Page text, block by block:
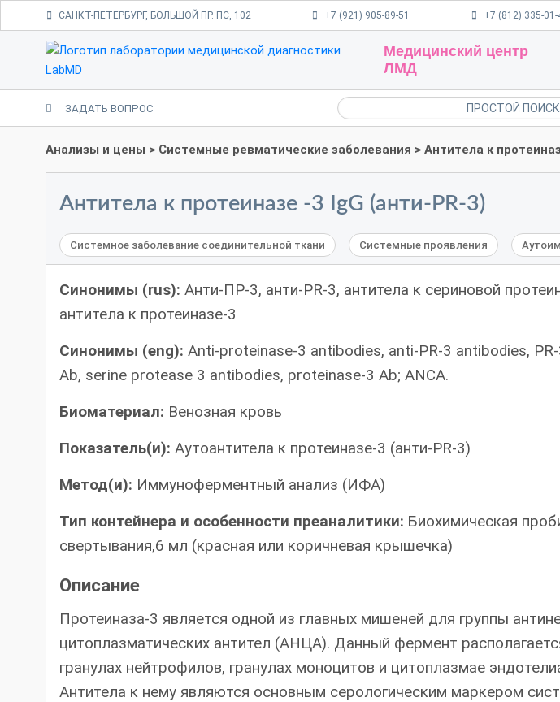
САНКТ-ПЕТЕРБУРГ, БОЛЬШОЙ ПР. ПС, 102 +7 (921) 905-89-51 +7 (812) 335-01-
Медицинский центр
ЛМД
ЗАДАТЬ ВОПРОС
Анализы и цены > Системные ревматические заболевания > Антитела к
Антитела к протеиназе -3 IgG (анти-PR-3)
Системное заболевание соединительной ткани Системные проявления
Синонимы (rus): Анти-ПР-3, анти-PR-3, антитела к сериновой
антитела к протеиназе-3
Синонимы (eng): Anti-proteinase-3 antibodies, anti-PR-3 antibodies,
Ab, serine protease 3 antibodies, proteinase-3 Ab; ANCA.
Биоматериал: Венозная кровь
Показатель(и): Аутоантитела к протеиназе-3 (анти-PR-3)
Метод(и): Иммуноферментный анализ (ИФА)
Тип контейнера и особенности преаналитики: Биохимическая
свертывания,6 мл (красная или коричневая крышечка)
Описание
Протеиназа-3 является одной из главных мишеней для группы
цитоплазматических антител (АНЦА). Данный фермент
гранулах нейтрофилов, гранулах моноцитов и цитоплазмае
Антитела к нему являются основным серологическим маркером